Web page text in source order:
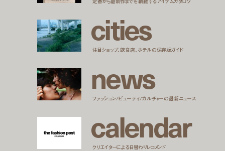
cities
注目ショップ、飲食店、ホテルの保存版ガイド
news
ファッション/ビューティ/カルチャーの最新ニュース
calendar
クリエイターによる日替わりレコメンド